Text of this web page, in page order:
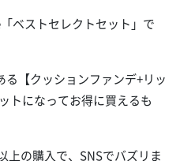
ベストセレクトセット」で
【クッションファンデ+リッ
トになってお得に買えるも
上の購入で、SNSでバズリま